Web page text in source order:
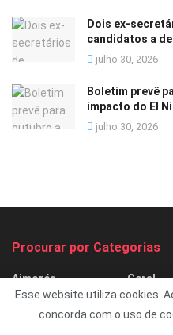
Dois ex-
candidatos a
julho 30, 2026
Boletim prevê
impacto do El
julho 30, 2026
Procurar por Categorias
Aimorés
Baixo Guandu
CASO SAMARCO
Geral
Itueta
Esse website utiliza cookies.
concorda com o uso de